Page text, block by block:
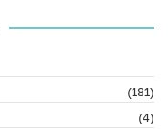
(181)
(4)